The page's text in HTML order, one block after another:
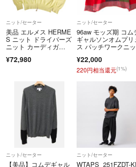
※こちらのアカウントはラクマ公式パートナ
によって運営されています。
▼特商法・返品特約
▼適格請求書発行事業者登録番号
T6011001047271
ニット/セーター
美品 エルメス HERME
S ニット ドライバーズ
ニット カーディガ
リーブ カシミヤ トッ
¥72,980
ニット/セーター
96aw モッズ期 コム
ギャルソンオムプリ
ス パッチワークニ
¥22,000
220円相当還元(1%)
ニット/セーター
【美品】コムデギャル
ニット/セーター
WTAPS 251FZDT-